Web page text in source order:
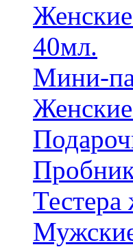
40мл.
Мини-